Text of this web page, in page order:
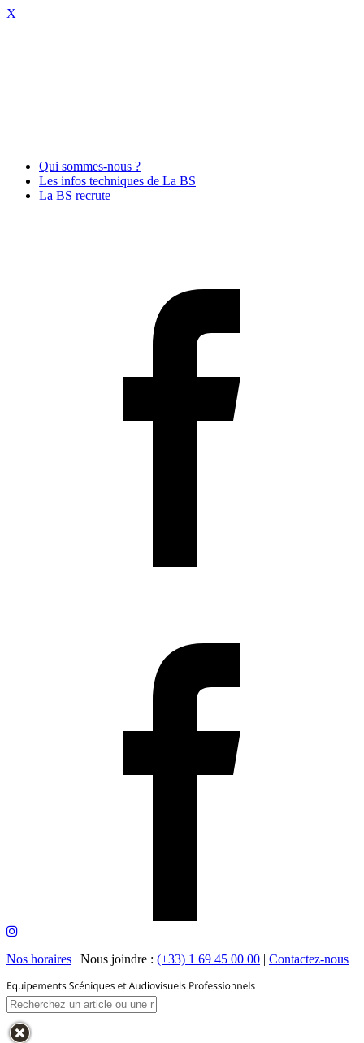
X
Qui sommes-nous ?
Les infos techniques de La BS
La BS recrute
Nos horaires | Nous joindre : (+33) 1 69 45 00 00 | Contactez-nous